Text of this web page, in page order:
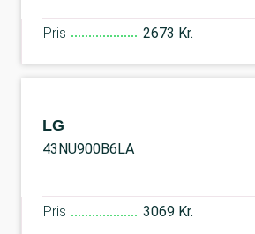
Pris 2673 Kr.
LG
43NU900B6LA
Pris 3069 Kr.